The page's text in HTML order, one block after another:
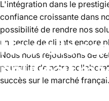
Nouvelle
nouveau
sommes
L'intégration dans le
confiance croissante dans
possibilité de rendre nos
un cercle de clients encore
Nous nous réjouissons de
poursuite de notre
succès sur le marché